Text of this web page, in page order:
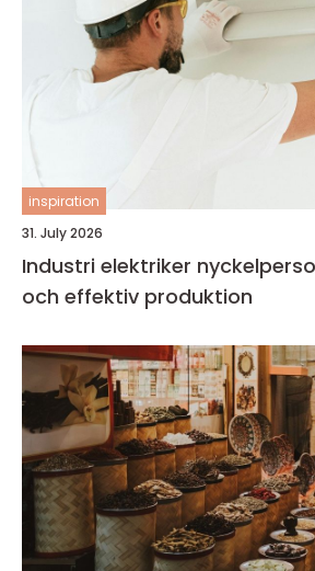
inspiration
31. July 2026
Industri elektriker nyckelperson i en säker
och effektiv produktion